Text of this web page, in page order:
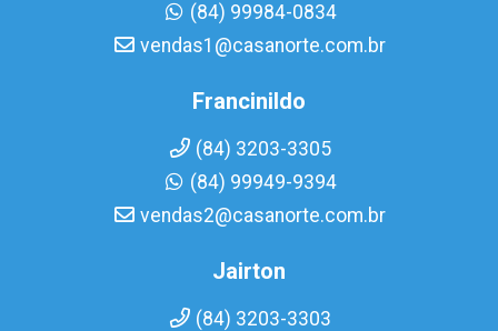
(84) 99984-0834
vendas1@casanorte.com.br
Francinildo
(84) 3203-3305
(84) 99949-9394
vendas2@casanorte.com.br
Jairton
(84) 3203-3303